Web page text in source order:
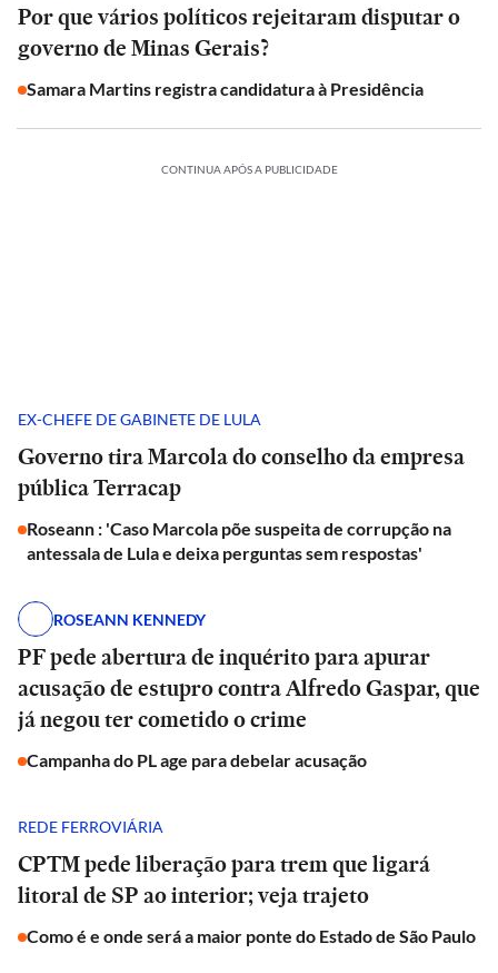
Por que vários políticos rejeitaram disputar o
governo de Minas Gerais?
Samara Martins registra candidatura à Presidência
CONTINUA APÓS A PUBLICIDADE
EX-CHEFE DE GABINETE DE LULA
Governo tira Marcola do conselho da empresa
pública Terracap
Roseann : 'Caso Marcola põe suspeita de corrupção na
antessala de Lula e deixa perguntas sem respostas'
ROSEANN KENNEDY
PF pede abertura de inquérito para apurar
acusação de estupro contra Alfredo Gaspar, que
já negou ter cometido o crime
Campanha do PL age para debelar acusação
REDE FERROVIÁRIA
CPTM pede liberação para trem que ligará
litoral de SP ao interior; veja trajeto
Como é e onde será a maior ponte do Estado de São Paulo